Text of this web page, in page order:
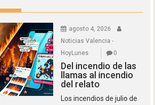
agosto 4, 2026
Noticias Valencia -
HoyLunes
0
Del incendio de las
llamas al incendio
del relato
Los incendios de julio de